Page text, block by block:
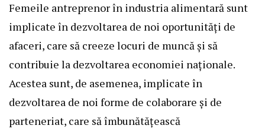
Femeile antreprenor în industria alimentară sunt
implicate în dezvoltarea de noi oportunități de
afaceri, care să creeze locuri de muncă și să
contribuie la dezvoltarea economiei naționale.
Acestea sunt, de asemenea, implicate în
dezvoltarea de noi forme de colaborare și de
parteneriat, care să îmbunătățească